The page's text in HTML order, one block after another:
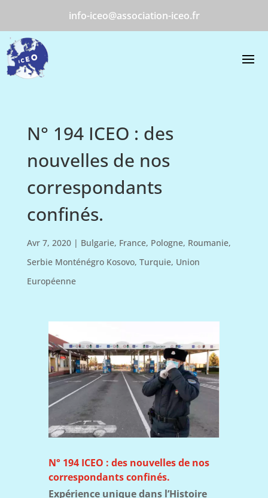
info-iceo@association-iceo.fr
N° 194 ICEO : des
nouvelles de nos
correspondants
confinés.
Avr 7, 2020| Bulgarie, France, Pologne, Roumanie,
Serbie Monténégro Kosovo, Turquie, Union
Européenne
N° 194 ICEO : des nouvelles de nos
correspondants confinés.
Expérience unique dans l’Histoire